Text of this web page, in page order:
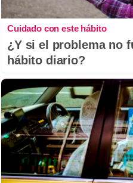
Cuidado con este hábito
¿Y si el problema no
hábito diario?